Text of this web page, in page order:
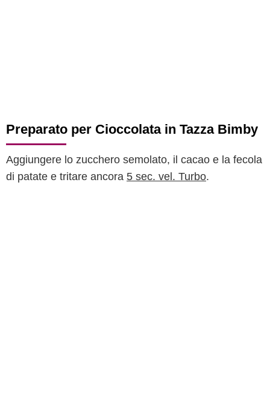
Preparato per Cioccolata in Tazza Bimby
Aggiungere lo zucchero semolato, il cacao e la fecola
di patate e tritare ancora 5 sec. vel. Turbo.